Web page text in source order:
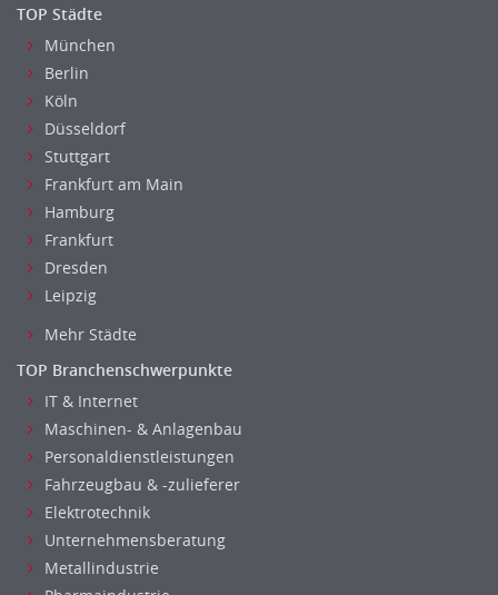
TOP Städte
München
Berlin
Köln
Düsseldorf
Stuttgart
Frankfurt am Main
Hamburg
Frankfurt
Dresden
Leipzig
Mehr Städte
TOP Branchenschwerpunkte
IT & Internet
Maschinen- & Anlagenbau
Personaldienstleistungen
Fahrzeugbau & -zulieferer
Elektrotechnik
Unternehmensberatung
Metallindustrie